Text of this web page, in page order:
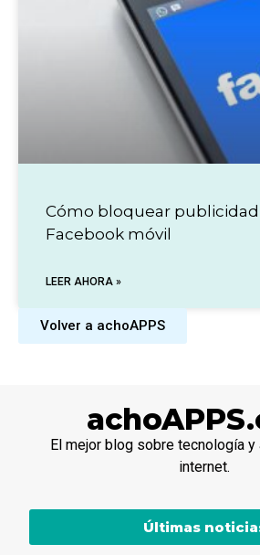
Cómo bloquear
Facebook móvil
LEER AHORA »
Volver a achoAPPS
El mejor blog sobre tecnología
internet.
Últimas